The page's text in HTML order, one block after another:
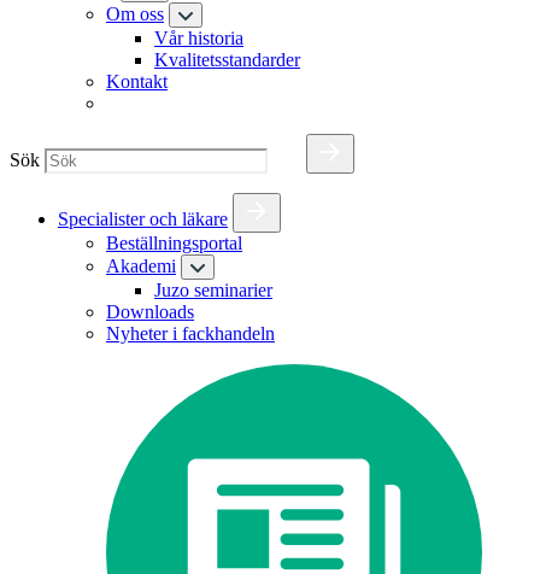
Om oss
Vår historia
Kvalitetsstandarder
Kontakt
Sök
Specialister och läkare
Beställningsportal
Akademi
Juzo seminarier
Downloads
Nyheter i fackhandeln